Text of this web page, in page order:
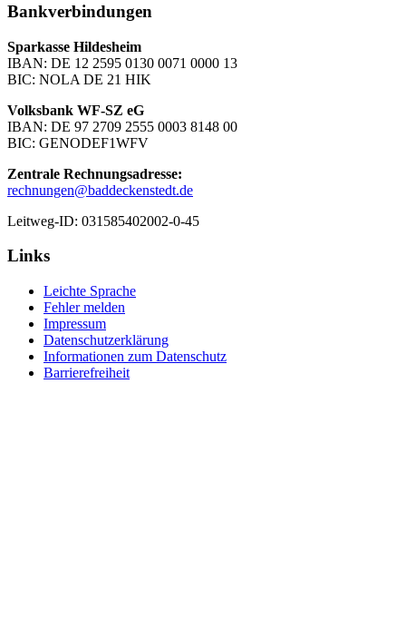
Bankverbindungen
Sparkasse Hildesheim
IBAN: DE 12 2595 0130 0071 0000 13
BIC: NOLA DE 21 HIK
Volksbank WF-SZ eG
IBAN: DE 97 2709 2555 0003 8148 00
BIC: GENODEF1WFV
Zentrale Rechnungsadresse:
rechnungen@baddeckenstedt.de
Leitweg-ID: 031585402002-0-45
Links
Leichte Sprache
Fehler melden
Impressum
Datenschutzerklärung
Informationen zum Datenschutz
Barrierefreiheit